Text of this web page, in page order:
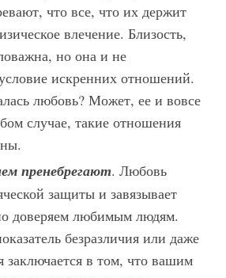
что все, что их держит
влечение. Близость,
но она и не
искренних отношений.
любовь? Может, ее и вовсе
случае, такие отношения
пренебрегают. Любовь
защиты и завязывает
доверяем любимым людям.
безразличия или даже
заключается в том, что вашим